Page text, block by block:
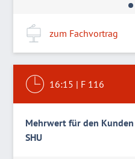
zum Fachvortrag
16:15 | F 116
Mehrwert für den
SHU